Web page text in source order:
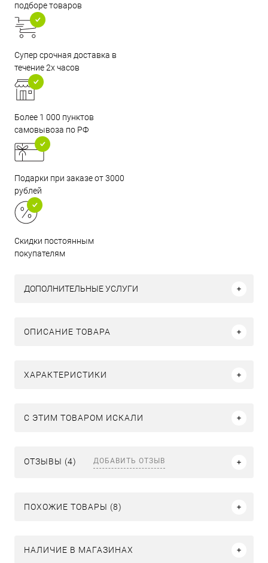
подборе товаров
Супер срочная доставка в
течение 2х часов
Более 1 000 пунктов
самовывоза по РФ
Подарки при заказе от 3000
рублей
Скидки постоянным
покупателям
ДОПОЛНИТЕЛЬНЫЕ УСЛУГИ
ОПИСАНИЕ ТОВАРА
ХАРАКТЕРИСТИКИ
C ЭТИМ ТОВАРОМ ИСКАЛИ
ОТЗЫВЫ (4) ДОБАВИТЬ ОТЗЫВ
ПОХОЖИЕ ТОВАРЫ (8)
НАЛИЧИЕ В МАГАЗИНАХ